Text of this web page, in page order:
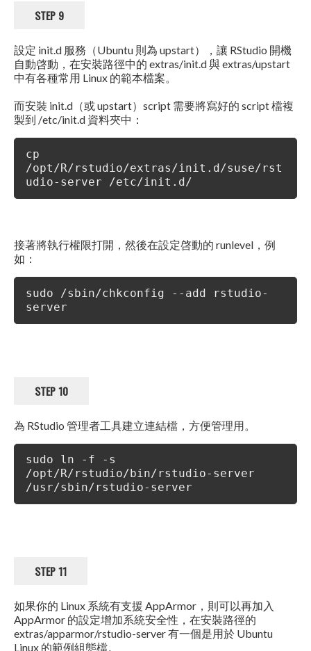
STEP 9
設定 init.d 服務（Ubuntu 則為 upstart），讓 RStudio 開機
自動啓動，在安裝路徑中的 extras/init.d 與 extras/upstart
中有各種常用 Linux 的範本檔案。
而安裝 init.d（或 upstart）script 需要將寫好的 script 檔複
製到 /etc/init.d 資料夾中：
cp
/opt/R/rstudio/extras/init.d/suse/rst
udio-server /etc/init.d/
接著將執行權限打開，然後在設定啓動的 runlevel，例
如：
sudo /sbin/chkconfig --add rstudio-
server
STEP 10
為 RStudio 管理者工具建立連結檔，方便管理用。
sudo ln -f -s
/opt/R/rstudio/bin/rstudio-server
/usr/sbin/rstudio-server
STEP 11
如果你的 Linux 系統有支援 AppArmor，則可以再加入
AppArmor 的設定增加系統安全性，在安裝路徑的
extras/apparmor/rstudio-server 有一個是用於 Ubuntu
Linux 的範例組態檔。